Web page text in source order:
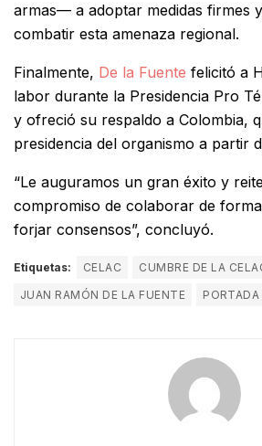
armas— a adoptar medidas firmes
combatir esta amenaza regional.
Finalmente, De la Fuente felicitó a
labor durante la Presidencia Pro
y ofreció su respaldo a Colombia,
presidencia del organismo a partir
“Le auguramos un gran éxito y
compromiso de colaborar de
forjar consensos”, concluyó.
Etiquetas: CELAC CUMBRE DE LA
JUAN RAMÓN DE LA FUENTE
PORTADA